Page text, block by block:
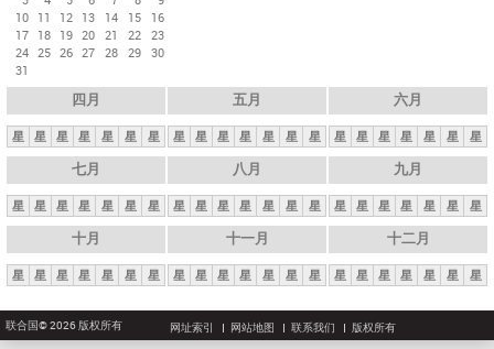
10 11 12 13 14 15
16
17 18 19 20 21 22 23
24 25 26 27 28 29 30
31
四月
星 星 星 星 星 星 星
五月
星 星 星 星 星 星 星
六月
星 星 星 星 星 星 星
七月
星 星 星 星 星 星 星
八月
星 星 星 星 星 星 星
九月
星 星 星 星 星 星 星
十月
星 星 星 星 星 星 星
十一月
星 星 星 星 星 星 星
十二月
星 星 星 星 星 星 星
联合国© 2026 版权所有 网址索引 网站地图 联系我们 版权所有